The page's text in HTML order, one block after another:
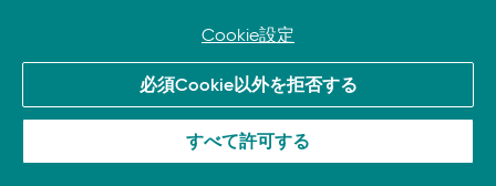
0169-7
実践 ハイブ
リッドクラ
ウド・セキ
ュリティア
ーキテクチ
5,940
Cookie設定
必須Cookie以外を拒否する
すべて許可する